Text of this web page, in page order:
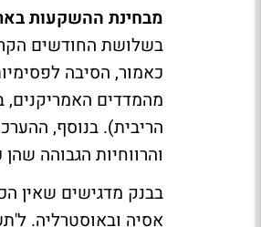
מבחינת ההשקעות
כאמור, הסיבה
מהמדדים
הריבית). בנוסף,
והרווחיות הגבוהה שהן
בבנק מדגישים שאין
אסיה ובאוסטרליה.